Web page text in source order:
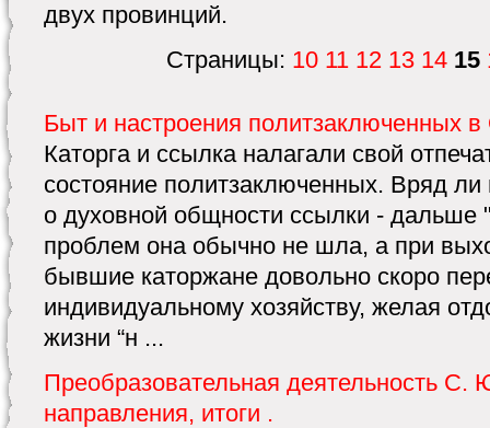
двух провинций.
Страницы: 10 11 12 13 14 15
Быт и настроения политзаключенных
Каторга и ссылка налагали свой
состояние политзаключенных. Вряд ли
о духовной общности ссылки - дальше
проблем она обычно не шла, а при
бывшие каторжане довольно скоро
индивидуальному хозяйству, желая
жизни “н ...
Преобразовательная деятельность С.
направления, итоги .